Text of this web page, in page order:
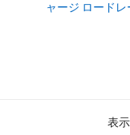
ャージ ロード
表